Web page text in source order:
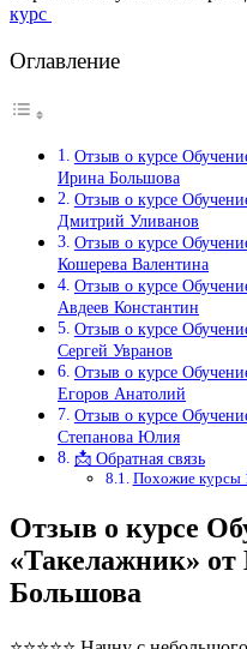
курс
Оглавление
Отзыв о курсе
Ирина Большова
Отзыв о курсе
Дмитрий Уливанов
Отзыв о курсе
Кошерева Валентина
Отзыв о курсе
Авдеев Константин
Отзыв о курсе
Сергей Увранов
Отзыв о курсе
Егоров Анатолий
Отзыв о курсе
Степанова Юлия
📩 Обратная связь
Похожие курсы
Отзыв о курсе
«Такелажник»
Большова